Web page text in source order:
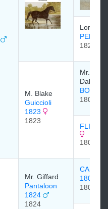
Lord
PERI
1822
M. Blake
Guiccioli
1823
1823
Mr.
Daly.
BOB
1804
FLIGHT
1809
Mr. Giffard
Pantaloon
1824
1824
1801
1801